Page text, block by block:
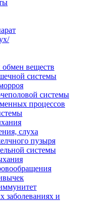
веществ
системы
системы
процессов
слуха
пузыря
системы
заболеваниях и